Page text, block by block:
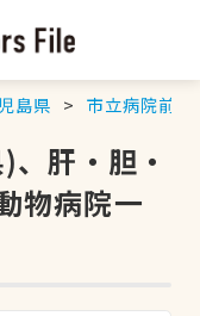
島県 市立病院前駅
肝・胆・
物病院一